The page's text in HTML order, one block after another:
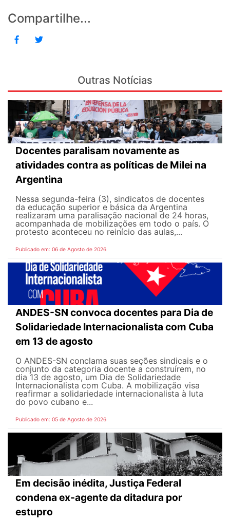
Compartilhe...
Outras Notícias
Docentes paralisam novamente as
atividades contra as políticas de Milei na
Argentina
Nessa segunda-feira (3), sindicatos de docentes
da educação superior e básica da Argentina
realizaram uma paralisação nacional de 24 horas,
acompanhada de mobilizações em todo o país. O
protesto aconteceu no reinício das aulas,...
Publicado em: 06 de Agosto de 2026
ANDES-SN convoca docentes para Dia de
Solidariedade Internacionalista com Cuba
em 13 de agosto
O ANDES-SN conclama suas seções sindicais e o
conjunto da categoria docente a construírem, no
dia 13 de agosto, um Dia de Solidariedade
Internacionalista com Cuba. A mobilização visa
reafirmar a solidariedade internacionalista à luta
do povo cubano e...
Publicado em: 05 de Agosto de 2026
Em decisão inédita, Justiça Federal
condena ex-agente da ditadura por
estupro